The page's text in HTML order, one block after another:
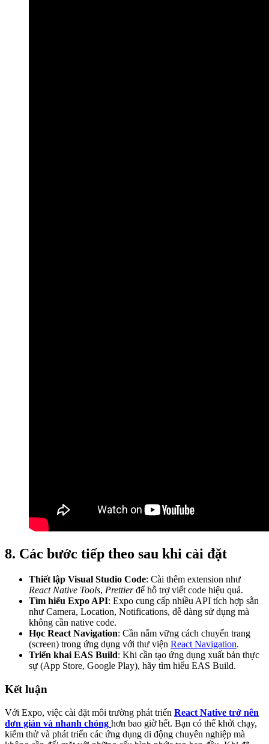
8. Các bước tiếp theo sau khi cài đặt
Thiết lập Visual Studio Code: Cài thêm extension như
React Native Tools, Prettierđể hỗ trợ viết code hiệu quả.
Tìm hiểu Expo API: Expo cung cấp nhiều API tích hợp sẵn
như Camera, Location, Notifications, dễ dàng sử dụng mà
không cần native code.
Học React Navigation: Cần nắm vững cách chuyển trang
(screen) trong ứng dụng với thư viện React Navigation.
Triển khai EAS Build: Khi cần tạo ứng dụng xuất bản thực
sự (App Store, Google Play), hãy tìm hiểu EAS Build.
Kết luận
Với Expo, việc cài đặt môi trường phát triển React Native trở nên
đơn giản và nhanh chóng hơn bao giờ hết. Bạn có thể khởi chạy,
kiểm thử và phát triển các ứng dụng di động chuyên nghiệp mà